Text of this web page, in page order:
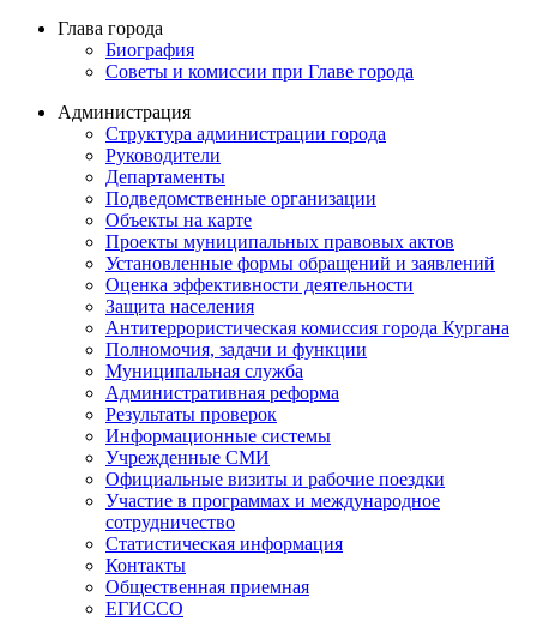
Глава города
Биография
Советы и комиссии при Главе города
Администрация
Структура администрации города
Руководители
Департаменты
Подведомственные организации
Объекты на карте
Проекты муниципальных правовых актов
Установленные формы обращений и заявлений
Оценка эффективности деятельности
Защита населения
Антитеррористическая комиссия города Кургана
Полномочия, задачи и функции
Муниципальная служба
Административная реформа
Результаты проверок
Информационные системы
Учрежденные СМИ
Официальные визиты и рабочие поездки
Участие в программах и международное
сотрудничество
Статистическая информация
Контакты
Общественная приемная
ЕГИССО